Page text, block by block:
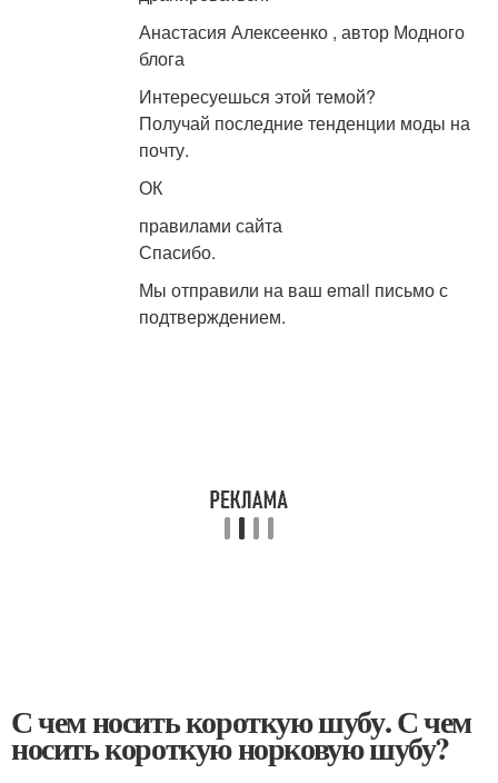
Анастасия Алексеенко , автор Модного
блога
Интересуешься этой темой?
Получай последние тенденции моды на
почту.
ОК
правилами сайта
Спасибо.
Мы отправили на ваш email письмо с
подтверждением.
С чем носить короткую шубу. С чем
носить короткую норковую шубу?